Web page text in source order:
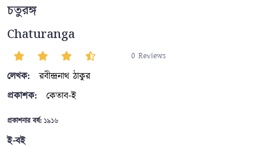
চতুরঙ্গ
Chaturanga
0 Reviews
লেখক:
রবীন্দ্রনাথ ঠাকুর
প্রকাশক:
কেতাব-ই
প্রকাশনার বর্ষ: ১৯১৬
ই-বই